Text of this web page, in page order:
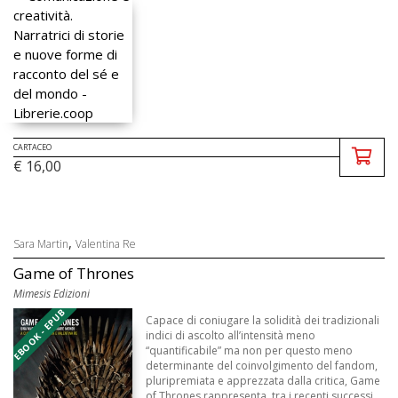
CARTACEO
€ 16,00
Sara Martin, Valentina Re
Game of Thrones
Mimesis Edizioni
EBOOK - EPUB
Capace di coniugare la solidità dei tradizionali
indici di ascolto all’intensità meno
“quantificabile” ma non per questo meno
determinante del coinvolgimento del fandom,
pluripremiata e apprezzata dalla critica, Game